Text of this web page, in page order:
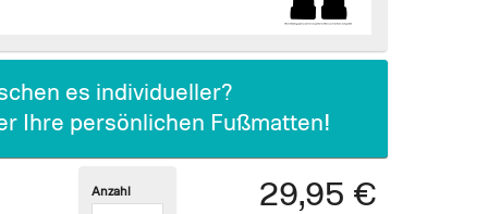
es individueller?
Ihre persönlichen Fußmatten!
29,95 €
Anzahl